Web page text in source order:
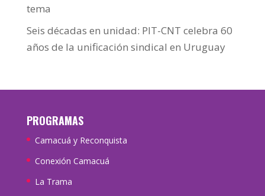
tema
Seis décadas en unidad: PIT-CNT celebra 60
años de la unificación sindical en Uruguay
PROGRAMAS
Camacuá y Reconquista
Conexión Camacuá
La Trama